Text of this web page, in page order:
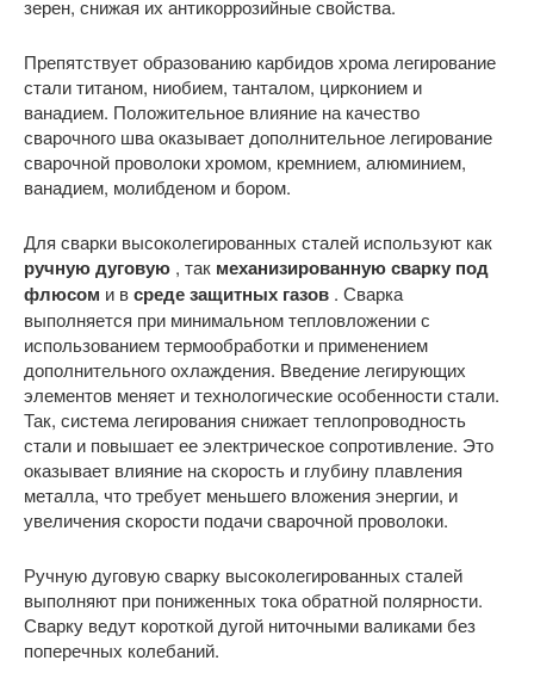
зерен, снижая их антикоррозийные свойства.
Препятствует образованию карбидов хрома легирование
стали титаном, ниобием, танталом, цирконием и
ванадием. Положительное влияние на качество
сварочного шва оказывает дополнительное легирование
сварочной проволоки хромом, кремнием, алюминием,
ванадием, молибденом и бором.
Для сварки высоколегированных сталей используют как
ручную дуговую , так механизированную сварку под
флюсом и всреде защитных газов . Сварка
выполняется при минимальном тепловложении с
использованием термообработки и применением
дополнительного охлаждения. Введение легирующих
элементов меняет и технологические особенности стали.
Так, система легирования снижает теплопроводность
стали и повышает ее электрическое сопротивление. Это
оказывает влияние на скорость и глубину плавления
металла, что требует меньшего вложения энергии, и
увеличения скорости подачи сварочной проволоки.
Ручную дуговую сварку высоколегированных сталей
выполняют при пониженных тока обратной полярности.
Сварку ведут короткой дугой ниточными валиками без
поперечных колебаний.